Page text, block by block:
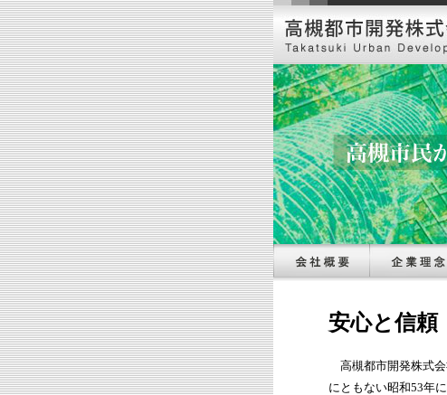
安心と信頼
高槻都市開発株式
にともない昭和53年